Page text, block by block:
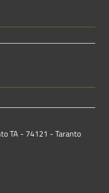
TA - 74121 - Taranto